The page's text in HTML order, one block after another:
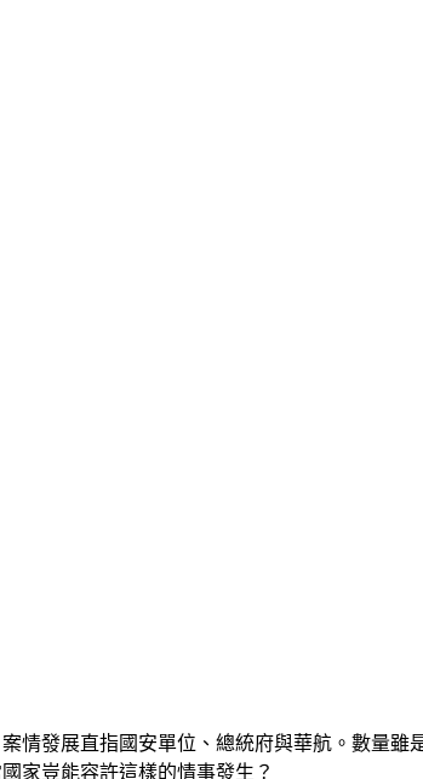
發展直指國安單位、總統府與華航。數量雖
家豈能容許這樣的情事發生？